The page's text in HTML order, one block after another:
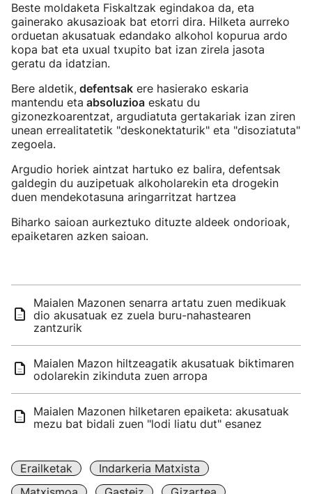
Beste moldaketa Fiskaltzak egindakoa da, eta
gainerako akusazioak bat etorri dira. Hilketa aurreko
orduetan akusatuak edandako alkohol kopurua ardo
kopa bat eta uxual txupito bat izan zirela jasota
geratu da idatzian.
Bere aldetik, defentsak ere hasierako eskaria
mantendu eta absoluzioa eskatu du
gizonezkoarentzat, argudiatuta gertakariak izan ziren
unean errealitatetik "deskonektaturik" eta "disoziatuta"
zegoela.
Argudio horiek aintzat hartuko ez balira, defentsak
galdegin du auzipetuak alkoholarekin eta drogekin
duen mendekotasuna aringarritzat hartzea
Biharko saioan aurkeztuko dituzte aldeek ondorioak,
epaiketaren azken saioan.
Maialen Mazonen senarra artatu zuen medikuak
dio akusatuak ez zuela buru-nahastearen
zantzurik
Maialen Mazon hiltzeagatik akusatuak biktimaren
odolarekin zikinduta zuen arropa
Maialen Mazonen hilketaren epaiketa: akusatuak
mezu bat bidali zuen "lodi liatu dut" esanez
Erailketak
Indarkeria Matxista